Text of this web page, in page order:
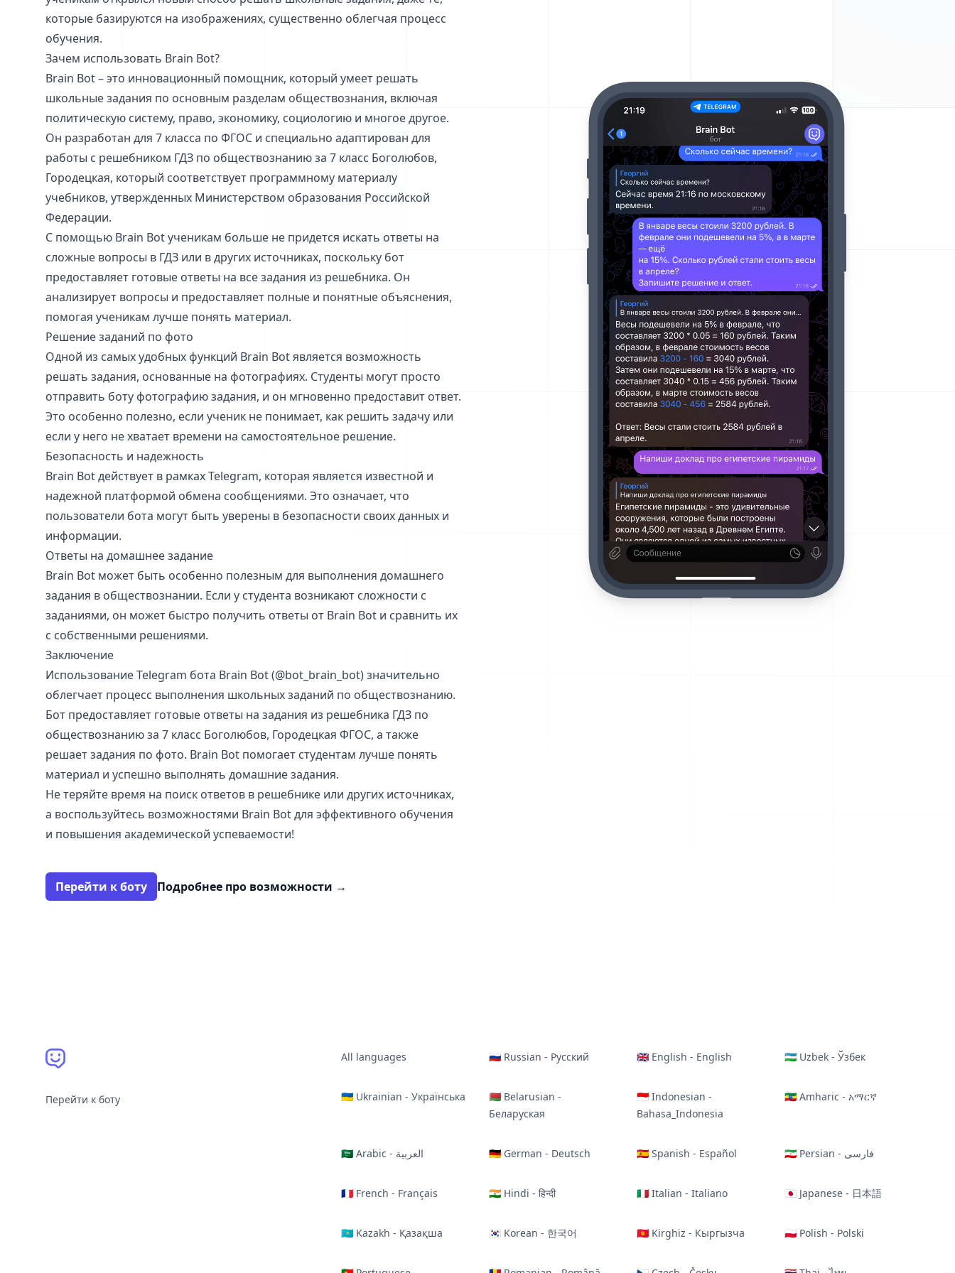
которые базируются на изображениях, существенно облегчая процесс
обучения.
Зачем использовать Brain Bot?
Brain Bot – это инновационный помощник, который умеет решать
школьные задания по основным разделам обществознания, включая
политическую систему, право, экономику, социологию и многое другое.
Он разработан для 7 класса по ФГОС и специально адаптирован для
работы с решебником ГДЗ по обществознанию за 7 класс Боголюбов,
Городецкая, который соответствует программному материалу
учебников, утвержденных Министерством образования Российской
Федерации.
С помощью Brain Bot ученикам больше не придется искать ответы на
сложные вопросы в ГДЗ или в других источниках, поскольку бот
предоставляет готовые ответы на все задания из решебника. Он
анализирует вопросы и предоставляет полные и понятные объяснения,
помогая ученикам лучше понять материал.
Решение заданий по фото
Одной из самых удобных функций Brain Bot является возможность
решать задания, основанные на фотографиях. Студенты могут просто
отправить боту фотографию задания, и он мгновенно предоставит ответ.
Это особенно полезно, если ученик не понимает, как решить задачу или
если у него не хватает времени на самостоятельное решение.
Безопасность и надежность
Brain Bot действует в рамках Telegram, которая является известной и
надежной платформой обмена сообщениями. Это означает, что
пользователи бота могут быть уверены в безопасности своих данных и
информации.
Ответы на домашнее задание
Brain Bot может быть особенно полезным для выполнения домашнего
задания в обществознании. Если у студента возникают сложности с
заданиями, он может быстро получить ответы от Brain Bot и сравнить их
с собственными решениями.
Заключение
Использование Telegram бота Brain Bot (@bot_brain_bot) значительно
облегчает процесс выполнения школьных заданий по обществознанию.
Бот предоставляет готовые ответы на задания из решебника ГДЗ по
обществознанию за 7 класс Боголюбов, Городецкая ФГОС, а также
решает задания по фото. Brain Bot помогает студентам лучше понять
материал и успешно выполнять домашние задания.
Не теряйте время на поиск ответов в решебнике или других источниках,
а воспользуйтесь возможностями Brain Bot для эффективного обучения
и повышения академической успеваемости!
Перейти к боту Подробнее про возможности →
Перейти к боту
All languages 🇷🇺 Russian - Русский 🇬🇧 English - English 🇺🇿 Uzbek - Ўзбек
🇺🇦 Ukrainian - Українська
🇧🇾 Belarusian -
Беларуская
🇮🇩 Indonesian -
Bahasa_Indonesia
🇪🇹 Amharic - አማርኛ
🇸🇦 Arabic - العربية 🇩🇪 German - Deutsch 🇪🇸 Spanish - Español 🇮🇷 Persian - فارسی
🇫🇷 French - Français 🇮🇳 Hindi - हिन्दी 🇮🇹 Italian - Italiano 🇯🇵 Japanese - 日本語
🇰🇿 Kazakh - Қазақша 🇰🇷 Korean - 한국어 🇰🇬 Kirghiz - Кыргызча 🇵🇱 Polish - Polski